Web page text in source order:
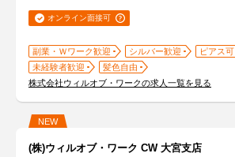
オンライン面接可
副業・Ｗワーク歓迎 シルバー歓迎
ピアス可
未経験者歓迎
髪色自由
株式会社ウィルオブ・ワークの求人一覧を見る
NEW
(株)ウィルオブ・ワーク CW 大宮支店